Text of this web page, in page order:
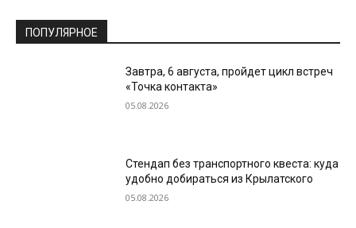
ПОПУЛЯРНОЕ
Завтра, 6 августа, пройдет цикл встреч
«Точка контакта»
05.08.2026
Стендап без транспортного квеста: куда
удобно добираться из Крылатского
05.08.2026